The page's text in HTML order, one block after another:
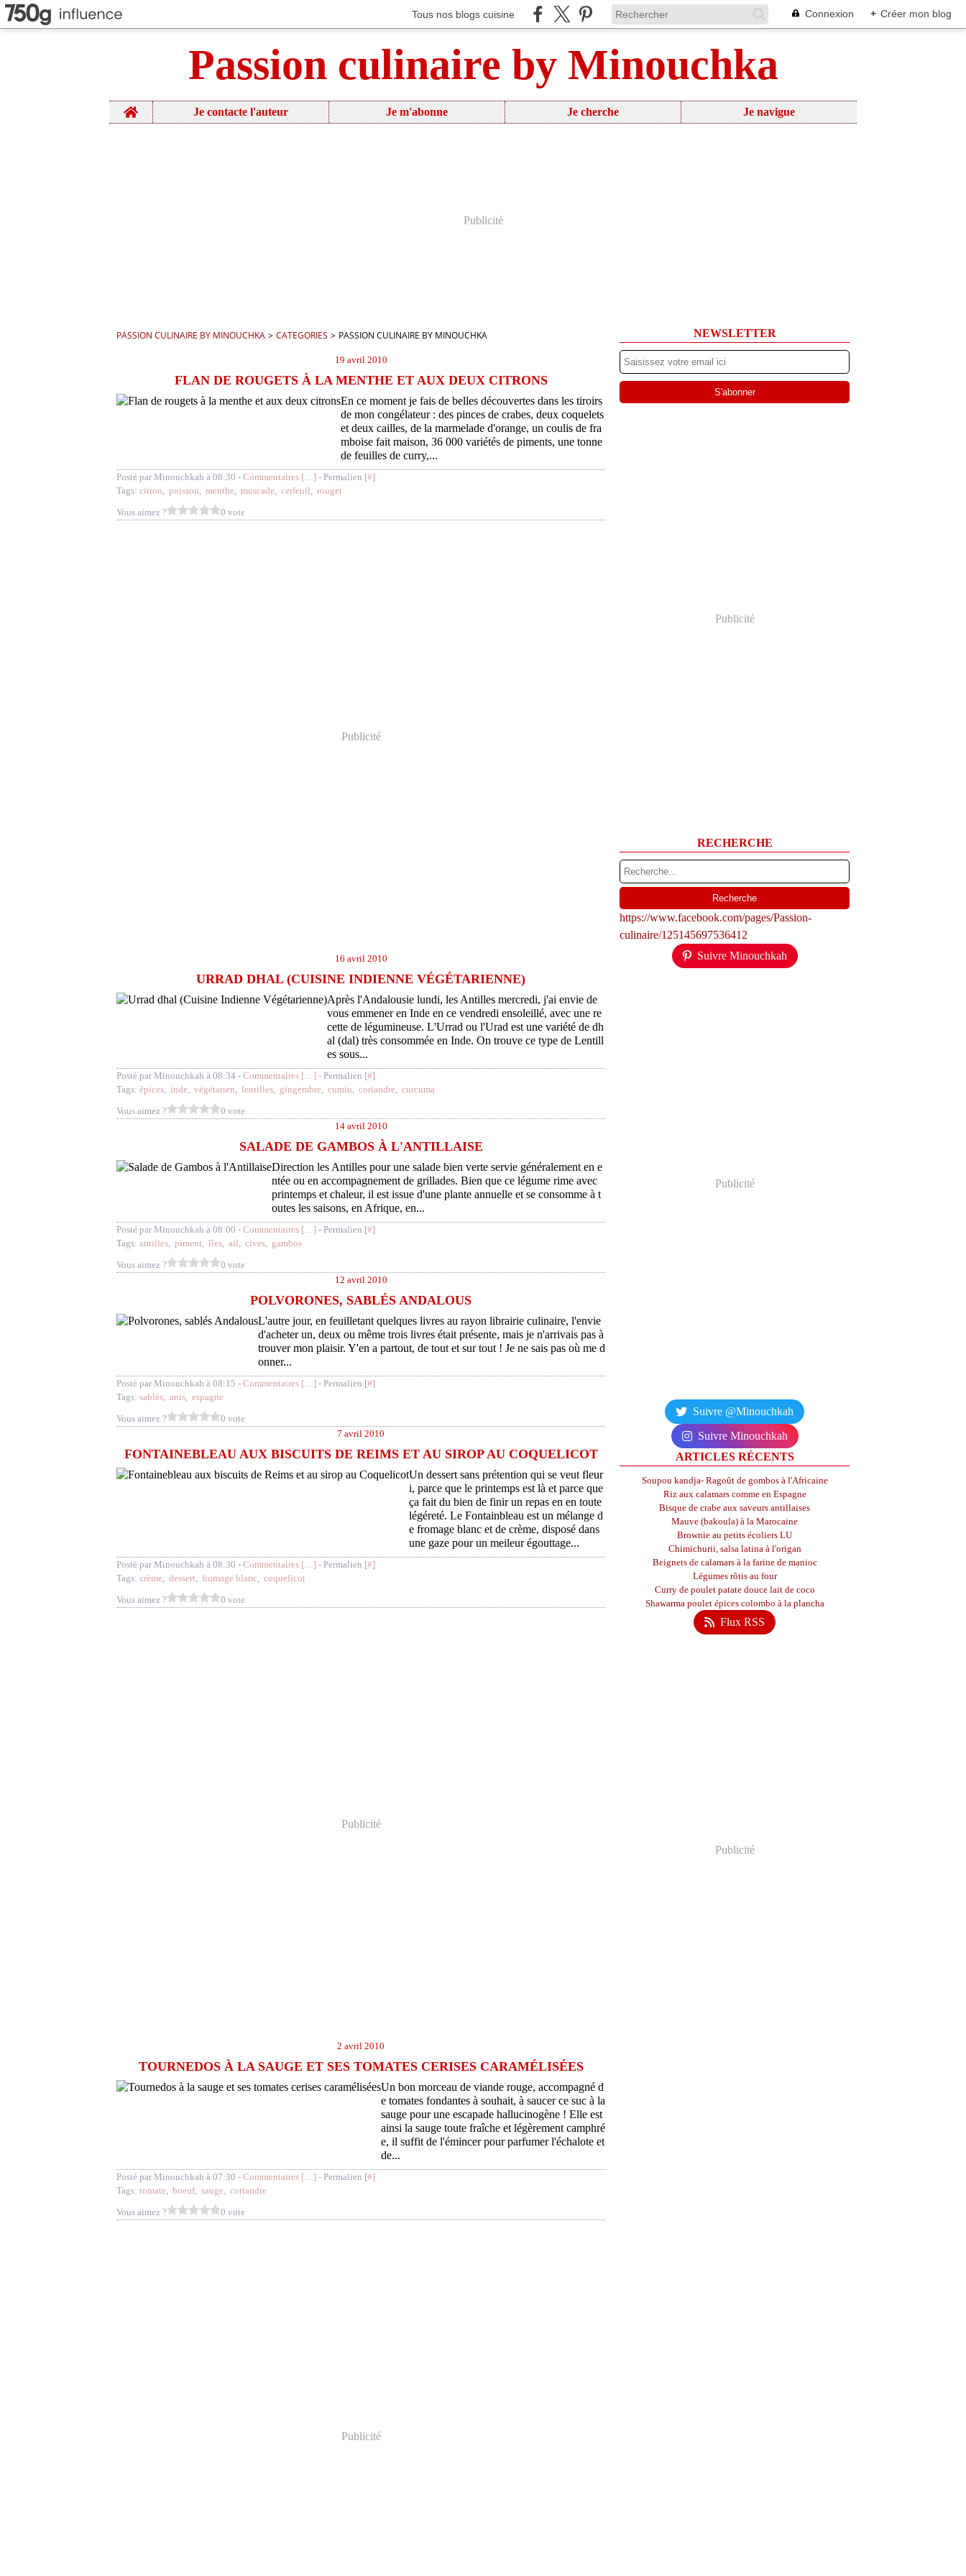
Tous nos blogs cuisine Connexion + Créer mon blog
Passion culinaire by Minouchka
Home Je contacte l'auteur Je m'abonne Je cherche Je navigue
Publicité
PASSION CULINAIRE BY MINOUCHKA > CATEGORIES > PASSION CULINAIRE BY MINOUCHKA
19 avril 2010
FLAN DE ROUGETS À LA MENTHE ET AUX DEUX CITRONS
En ce moment je fais de belles découvertes dans les tiroirs
de mon congélateur : des pinces de crabes, deux coquelets
et deux cailles, de la marmelade d'orange, un coulis de fra
mboise fait maison, 36 000 variétés de piments, une tonne
de feuilles de curry,...
Posté par Minouchkah à 08:30 - Commentaires […] - Permalien [#]
Tags: citron, poisson, menthe, muscade, cerfeuil, rouget
Vous aimez ?
0 vote
Publicité
16 avril 2010
URRAD DHAL (CUISINE INDIENNE VÉGÉTARIENNE)
Après l'Andalousie lundi, les Antilles mercredi, j'ai envie de
vous emmener en Inde en ce vendredi ensoleillé, avec une re
cette de légumineuse. L'Urrad ou l'Urad est une variété de dh
al (dal) très consommée en Inde. On trouve ce type de Lentill
es sous...
Posté par Minouchkah à 08:34 - Commentaires […] - Permalien [#]
Tags: épices, inde, végétarien, lentilles, gingembre, cumin, coriandre, curcuma
Vous aimez ?
0 vote
14 avril 2010
SALADE DE GAMBOS À L'ANTILLAISE
Direction les Antilles pour une salade bien verte servie généralement en e
ntée ou en accompagnement de grillades. Bien que ce légume rime avec
printemps et chaleur, il est issue d'une plante annuelle et se consomme à t
outes les saisons, en Afrique, en...
Posté par Minouchkah à 08:00 - Commentaires […] - Permalien [#]
Tags: antilles, piment, îles, ail, cives, gambos
Vous aimez ?
0 vote
12 avril 2010
POLVORONES, SABLÉS ANDALOUS
L'autre jour, en feuilletant quelques livres au rayon librairie culinaire, l'envie
d'acheter un, deux ou même trois livres était présente, mais je n'arrivais pas à
trouver mon plaisir. Y'en a partout, de tout et sur tout ! Je ne sais pas où me d
onner...
Posté par Minouchkah à 08:15 - Commentaires […] - Permalien [#]
Tags: sablés, anis, espagne
Vous aimez ?
0 vote
7 avril 2010
FONTAINEBLEAU AUX BISCUITS DE REIMS ET AU SIROP AU COQUELICOT
Un dessert sans prétention qui se veut fleur
i, parce que le printemps est là et parce que
ça fait du bien de finir un repas en en toute
légéreté. Le Fontainbleau est un mélange d
e fromage blanc et de crème, disposé dans
une gaze pour un meileur égouttage...
Posté par Minouchkah à 08:30 - Commentaires […] - Permalien [#]
Tags: crème, dessert, fromage blanc, coquelicot
Vous aimez ?
0 vote
Publicité
2 avril 2010
TOURNEDOS À LA SAUGE ET SES TOMATES CERISES CARAMÉLISÉES
Un bon morceau de viande rouge, accompagné d
e tomates fondantes à souhait, à saucer ce suc à la
sauge pour une escapade hallucinogène ! Elle est
ainsi la sauge toute fraîche et légèrement camphré
e, il suffit de l'émincer pour parfumer l'échalote et
de...
Posté par Minouchkah à 07:30 - Commentaires […] - Permalien [#]
Tags: tomate, boeuf, sauge, coriandre
Vous aimez ?
0 vote
Publicité
NEWSLETTER
Publicité
RECHERCHE
https://www.facebook.com/pages/Passion-
culinaire/125145697536412
Suivre Minouchkah
Publicité
Suivre @Minouchkah
Suivre Minouchkah
ARTICLES RÉCENTS
Soupou kandja- Ragoût de gombos à l'Africaine
Riz aux calamars comme en Espagne
Bisque de crabe aux saveurs antillaises
Mauve (bakoula) à la Marocaine
Brownie au petits écoliers LU
Chimichurii, salsa latina à l'origan
Beignets de calamars à la farine de manioc
Légumes rôtis au four
Curry de poulet patate douce lait de coco
Shawarma poulet épices colombo à la plancha
Flux RSS
Publicité